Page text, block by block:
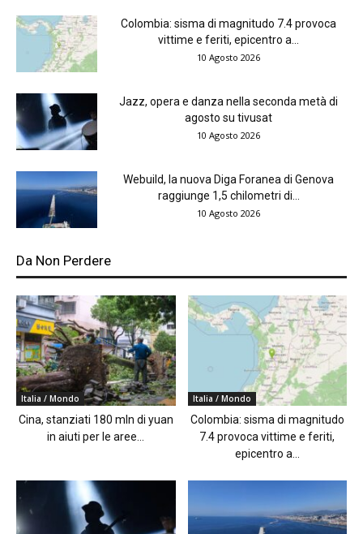
Colombia: sisma di magnitudo 7.4 provoca
vittime e feriti, epicentro a...
10 Agosto 2026
Jazz, opera e danza nella seconda metà di
agosto su tivusat
10 Agosto 2026
Webuild, la nuova Diga Foranea di Genova
raggiunge 1,5 chilometri di...
10 Agosto 2026
Da Non Perdere
Italia / Mondo
Cina, stanziati 180 mln di yuan
in aiuti per le aree...
Italia / Mondo
Colombia: sisma di magnitudo
7.4 provoca vittime e feriti,
epicentro a...